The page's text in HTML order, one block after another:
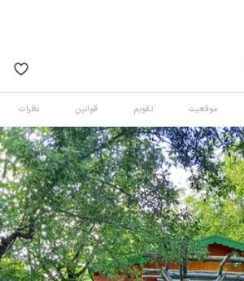
موقعیت تقویم قوانین نظرات